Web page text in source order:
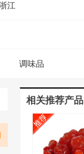
江
调味品
相关推荐产品